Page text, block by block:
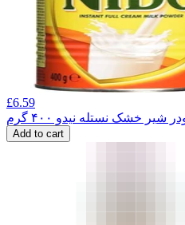
£6.59
شیر خشک نستله نیدو ۴۰۰ گرم
Add to cart